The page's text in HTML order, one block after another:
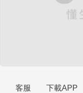
客服 下載APP